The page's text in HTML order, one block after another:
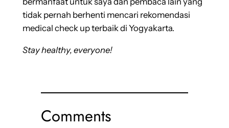
tidak pernah berhenti mencari rekomendasi
medical check up terbaik di Yogyakarta.
Stay healthy, everyone!
Comments